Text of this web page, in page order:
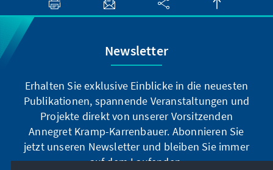
Newsletter
Erhalten Sie exklusive Einblicke in die neuesten
Publikationen, spannende Veranstaltungen und
Projekte direkt von unserer Vorsitzenden
Annegret Kramp-Karrenbauer. Abonnieren Sie
jetzt unseren Newsletter und bleiben Sie immer
auf dem Laufenden.